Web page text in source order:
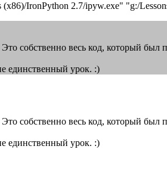
IronPython 2.7/ipyw.exe" "g:/
собственно весь код, который был
единственный урок. :)
собственно весь код, который был
единственный урок. :)